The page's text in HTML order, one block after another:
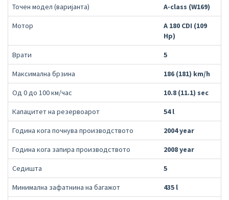
Точен модел (варијанта) A-class (W169)
Мотор
A 180 CDI (109
Hp)
Врати 5
Максимална брзина 186 (181) km/h
Од 0 до 100 км/час 10.8 (11.1) sec
Капацитет на резервоарот 54 l
Година кога почнува производството 2004 year
Година кога запира производството 2008 year
Седишта 5
Минимална зафатнина на багажот 435 l